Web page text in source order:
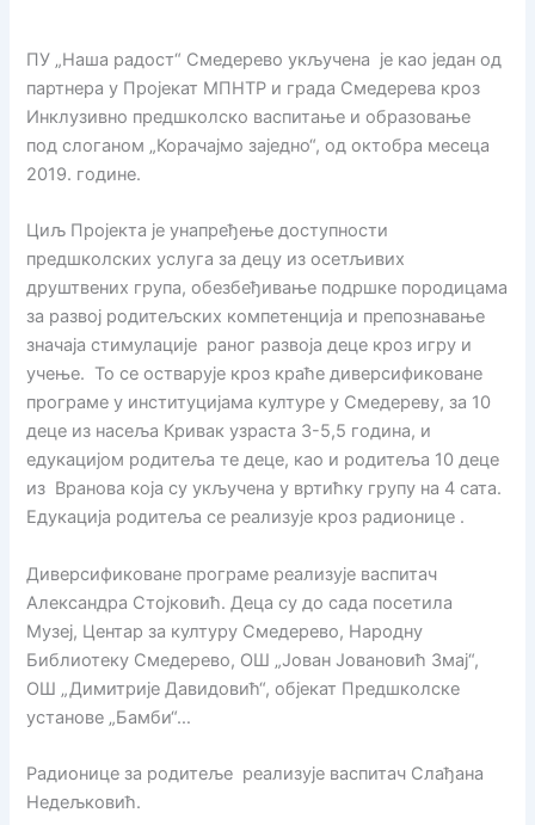
ПУ „Наша радост“ Смедерево укључена је као један од
партнера у Пројекат МПНТР и града Смедерева кроз
Инклузивно предшколско васпитање и образовање
под слоганом „Корачајмо заједно“, од октобра месеца
2019. године.
Циљ Пројекта је унапређење доступности
предшколских услуга за децу из осетљивих
друштвених група, обезбеђивање подршке породицама
за развој родитељских компетенција и препознавање
значаја стимулације раног развоја деце кроз игру и
учење. То се остварује кроз краће диверсификоване
програме у институцијама културе у Смедереву, за 10
деце из насеља Кривак узраста 3-5,5 година, и
едукацијом родитеља те деце, као и родитеља 10 деце
из Вранова која су укључена у вртићку групу на 4 сата.
Едукација родитеља се реализује кроз радионице .
Диверсификоване програме реализује васпитач
Александра Стојковић. Деца су до сада посетила
Музеј, Центар за културу Смедерево, Народну
Библиотеку Смедерево, ОШ „Јован Јовановић Змај“,
ОШ „Димитрије Давидовић“, објекат Предшколске
установе „Бамби“…
Радионице за родитеље реализује васпитач Слађана
Недељковић.